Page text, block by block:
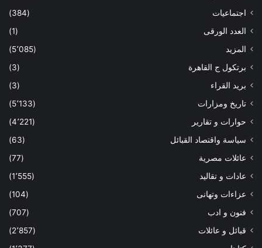
اجتماعيات
(384)
العدد الورقى
(1)
المزيد
(5٬085)
برتكول ج القاهرة
(3)
بريد القراء
(3)
تاريخ ومزارات
(5٬133)
حوارات و تقارير
(4٬221)
سياسة واقتصاد القبائل
(63)
عائلات مصرية
(77)
عادات و تقاليد
(1٬555)
عزاءات وتهانى
(104)
فنون و ادب
(707)
قبائل و عائلات
(2٬857)